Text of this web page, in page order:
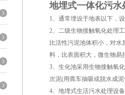
地埋式一体化污水
1、通常埋设于地表以下，
2、二级生物接触氧化处理
比活性污泥池体积小，对
料，比表面积大，微生物易
3、生化池采用生物接触氧
次泥(用粪车抽吸或脱水成
4、地埋式生活污水处理设